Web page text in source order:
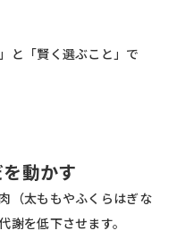
と「賢く選ぶこと」で
動かす
（太ももやふくらはぎな
謝を低下させます。